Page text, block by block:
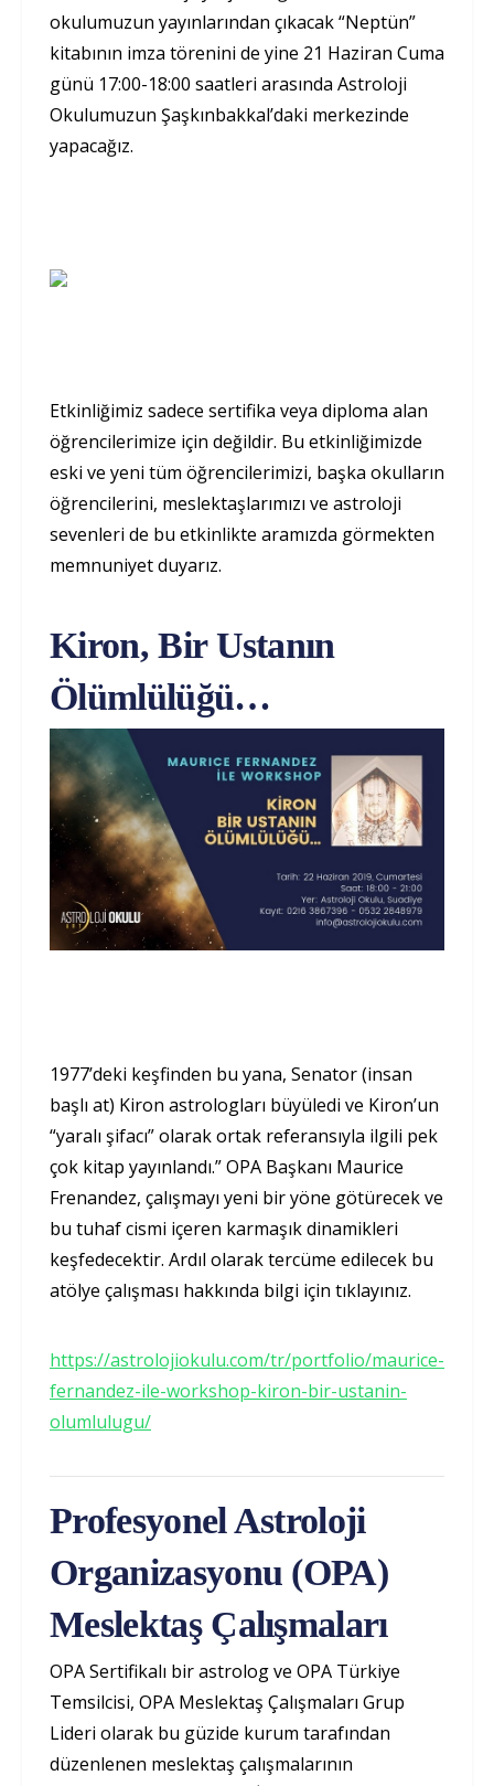
okulumuzun yayınlarından çıkacak “Neptün”
kitabının imza törenini de yine 21 Haziran Cuma
günü 17:00-18:00 saatleri arasında Astroloji
Okulumuzun Şaşkınbakkal’daki merkezinde
yapacağız.
Etkinliğimiz sadece sertifika veya diploma alan
öğrencilerimize için değildir. Bu etkinliğimizde
eski ve yeni tüm öğrencilerimizi, başka okulların
öğrencilerini, meslektaşlarımızı ve astroloji
sevenleri de bu etkinlikte aramızda görmekten
memnuniyet duyarız.
Kiron, Bir Ustanın
Ölümlülüğü…
1977’deki keşfinden bu yana, Senator (insan
başlı at) Kiron astrologları büyüledi ve Kiron’un
“yaralı şifacı” olarak ortak referansıyla ilgili pek
çok kitap yayınlandı.” OPA Başkanı Maurice
Frenandez, çalışmayı yeni bir yöne götürecek ve
bu tuhaf cismi içeren karmaşık dinamikleri
keşfedecektir. Ardıl olarak tercüme edilecek bu
atölye çalışması hakkında bilgi için tıklayınız.
https://astrolojiokulu.com/tr/portfolio/maurice-
fernandez-ile-workshop-kiron-bir-ustanin-
olumlulugu/
Profesyonel Astroloji
Organizasyonu (OPA)
Meslektaş Çalışmaları
OPA Sertifikalı bir astrolog ve OPA Türkiye
Temsilcisi, OPA Meslektaş Çalışmaları Grup
Lideri olarak bu güzide kurum tarafından
düzenlenen meslektaş çalışmalarının